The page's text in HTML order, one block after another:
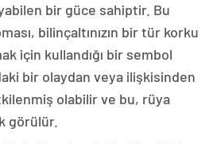
bir güce sahiptir. Bu
bilinçaltınızın bir tür korku
için kullandığı bir sembol
bir olaydan veya ilişkisinden
olabilir ve bu, rüya
görülür.